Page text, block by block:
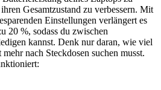
Gesamtzustand zu verbessern. Mit
Einstellungen verlängert es
20 %, sodass du zwischen
kannst. Denk nur daran, wie viel
nach Steckdosen suchen musst.